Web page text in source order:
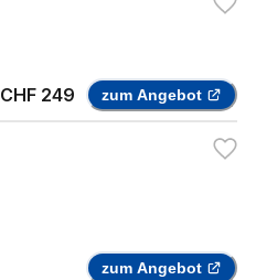
CHF 249 zum Angebot
zum Angebot